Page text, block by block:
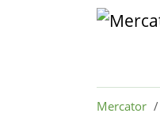
Skip to main content
Skip to page footer
Mercator